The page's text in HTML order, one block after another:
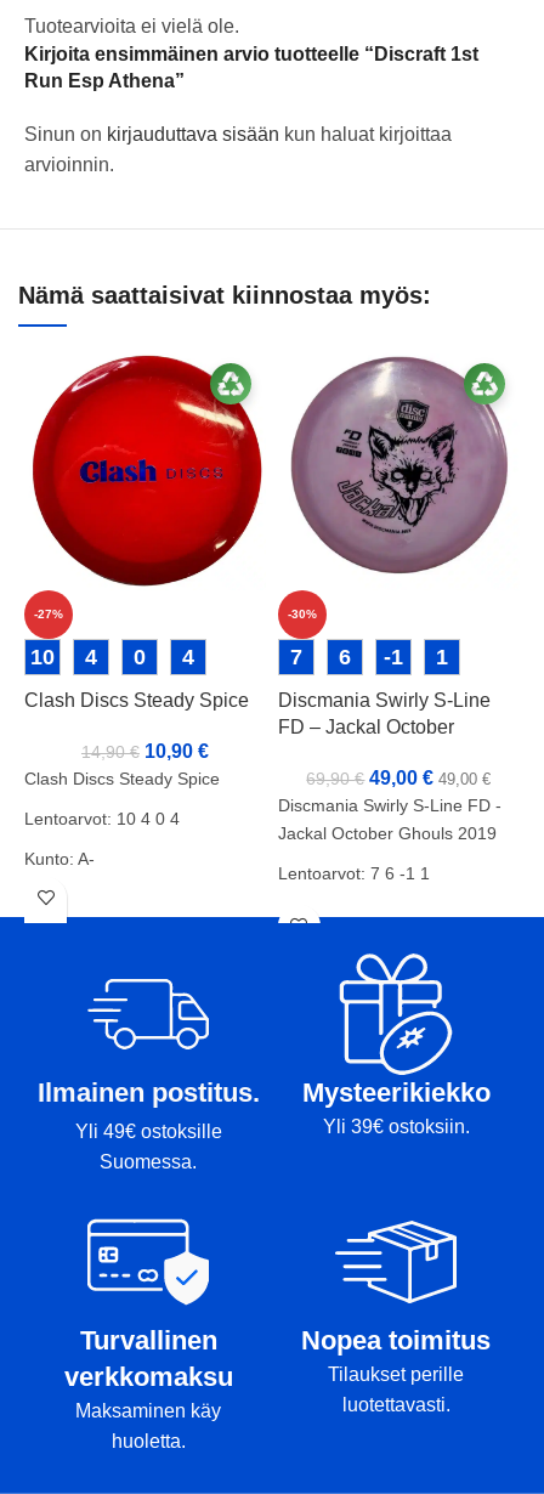
Tuotearvioita ei vielä ole.
Kirjoita ensimmäinen arvio tuotteelle “Discraft 1st
Run Esp Athena”
Sinun on kirjauduttava sisään kun haluat kirjoittaa
arvioinnin.
Nämä saattaisivat kiinnostaa myös:
-27%
10 4 0 4
Clash Discs Steady Spice
14,90€ 10,90 €
Clash Discs Steady Spice
Lentoarvot: 10 4 0 4
Kunto: A-
Paino: 172g
-30%
7 6 -1 1
Discmania Swirly S-Line
FD – Jackal October
69,90€ 49,00€ 49,00€
Discmania Swirly S-Line FD -
Jackal October Ghouls 2019
Lentoarvot: 7 6 -1 1
Kunto: A
Paino: 167g
Ilmainen postitus.
Yli 49€ ostoksille
Suomessa.
Mysteerikiekko
Yli 39€ ostoksiin.
Turvallinen
verkkomaksu
Maksaminen käy
huoletta.
Nopea toimitus
Tilaukset perille
luotettavasti.